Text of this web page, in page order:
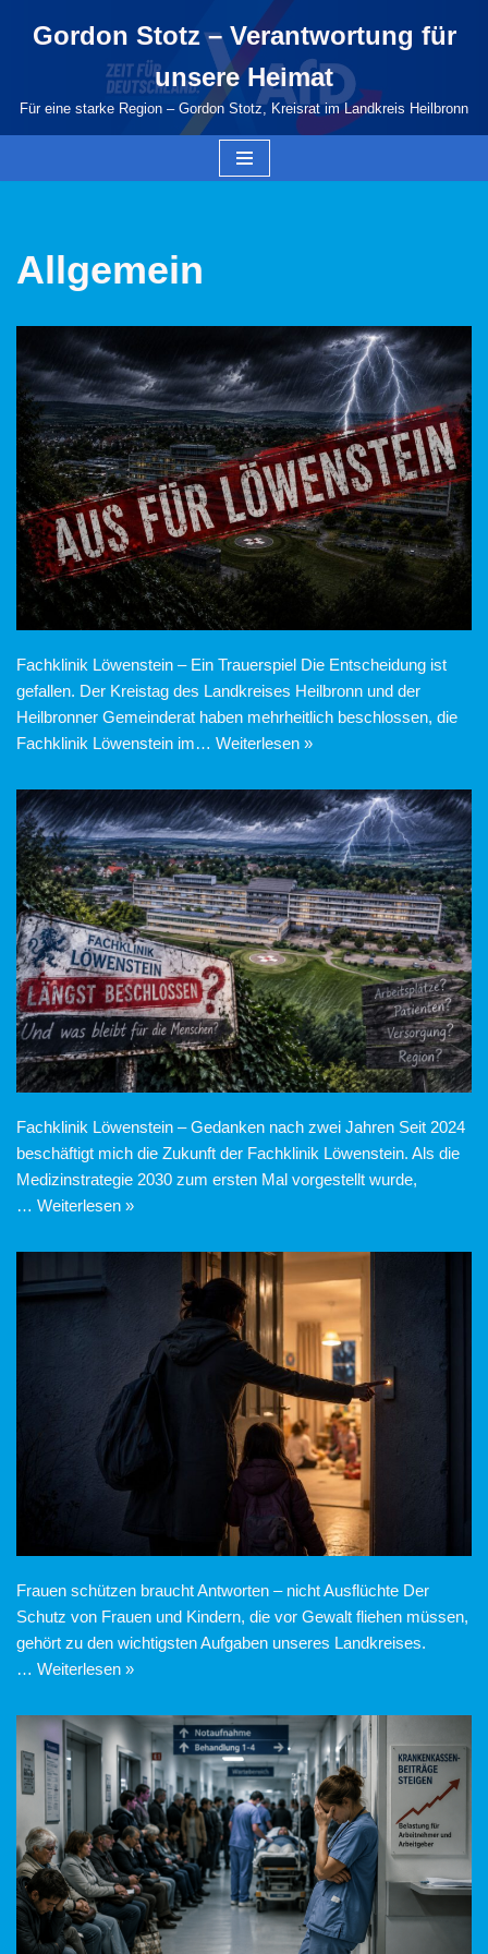
springen
Gordon Stotz – Verantwortung für
unsere Heimat
Für eine starke Region – Gordon Stotz, Kreisrat im Landkreis Heilbronn
Allgemein
Fachklinik Löwenstein – Ein Trauerspiel Die Entscheidung ist
gefallen. Der Kreistag des Landkreises Heilbronn und der
Heilbronner Gemeinderat haben mehrheitlich beschlossen, die
Fachklinik Löwenstein im… Weiterlesen »
Fachklinik Löwenstein – Gedanken nach zwei Jahren Seit 2024
beschäftigt mich die Zukunft der Fachklinik Löwenstein. Als die
Medizinstrategie 2030 zum ersten Mal vorgestellt wurde,
… Weiterlesen »
Frauen schützen braucht Antworten – nicht Ausflüchte Der
Schutz von Frauen und Kindern, die vor Gewalt fliehen müssen,
gehört zu den wichtigsten Aufgaben unseres Landkreises.
… Weiterlesen »